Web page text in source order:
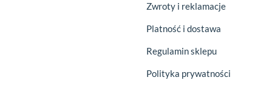
Zwroty i reklamacje
Platność i dostawa
Regulamin sklepu
Polityka prywatności